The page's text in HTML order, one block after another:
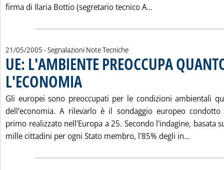
firma di Ilaria Bottio (segretario tecnico A...
21/05/2005 - Segnalazioni Note Tecniche
UE: L'AMBIENTE PREOCCUPA
L'ECONOMIA
Gli europei sono preoccupati per le condizioni ambientali
dell'economia. A rilevarlo è il sondaggio europeo
primo realizzato nell'Europa a 25. Secondo l'indagine, basata
mille cittadini per ogni Stato membro, l'85% degli in...